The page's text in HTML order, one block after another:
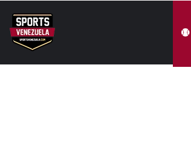
Última hora